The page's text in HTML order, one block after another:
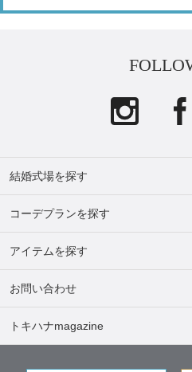
結婚式場を探す
コーデプランを探す
アイテムを探す
お問い合わせ
トキハナmagazine